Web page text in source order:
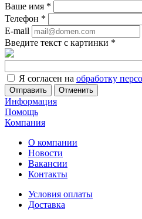
Ваше имя *
Телефон *
E-mail
Введите текст с картинки *
Я согласен на обработку
Отменить
Информация
Помощь
Компания
О компании
Новости
Вакансии
Контакты
Условия оплаты
Доставка